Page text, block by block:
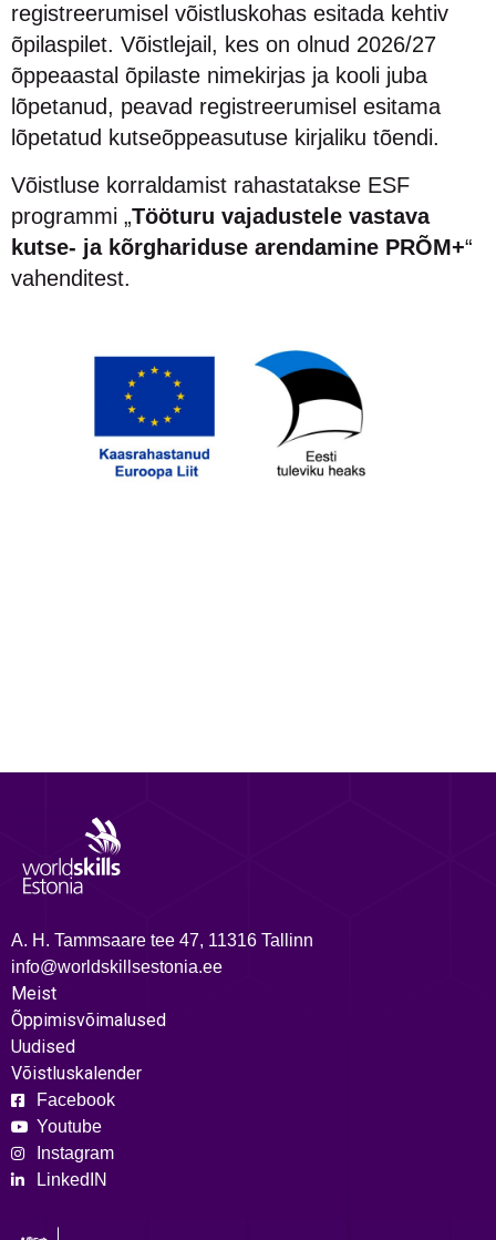
registreerumisel võistluskohas esitada kehtiv
õpilaspilet. Võistlejail, kes on olnud 2026/27
õppeaastal õpilaste nimekirjas ja kooli juba
lõpetanud, peavad registreerumisel esitama
lõpetatud kutseõppeasutuse kirjaliku tõendi.
Võistluse korraldamist rahastatakse ESF
programmi „Tööturu vajadustele vastava
kutse- ja kõrghariduse arendamine PRÕM+“
vahenditest.
A. H. Tammsaare tee 47, 11316 Tallinn
info@worldskillsestonia.ee
Meist
Õppimisvõimalused
Uudised
Võistluskalender
Facebook
Youtube
Instagram
LinkedIN